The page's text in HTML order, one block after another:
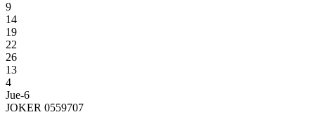
9
14
19
22
26
13
4
Jue-6
JOKER 0559707